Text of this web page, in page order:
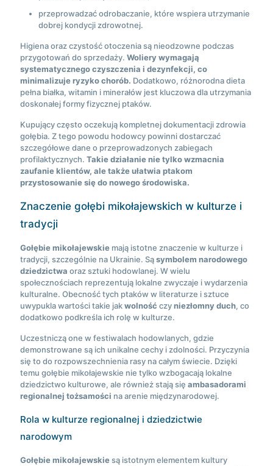
przeprowadzać odrobaczanie, które wspiera utrzymanie
dobrej kondycji zdrowotnej.
Higiena oraz czystość otoczenia są nieodzowne podczas
przygotowań do sprzedaży. Woliery wymagają
systematycznego czyszczenia i dezynfekcji, co
minimalizuje ryzyko chorób. Dodatkowo, różnorodna dieta
pełna białka, witamin i minerałów jest kluczowa dla utrzymania
doskonałej formy fizycznej ptaków.
Kupujący często oczekują kompletnej dokumentacji zdrowia
gołębia. Z tego powodu hodowcy powinni dostarczać
szczegółowe dane o przeprowadzonych zabiegach
profilaktycznych. Takie działanie nie tylko wzmacnia
zaufanie klientów, ale także ułatwia ptakom
przystosowanie się do nowego środowiska.
Znaczenie gołębi mikołajewskich w kulturze i
tradycji
Gołębie mikołajewskie mają istotne znaczenie w kulturze i
tradycji, szczególnie na Ukrainie. Sąsymbolem narodowego
dziedzictwa oraz sztuki hodowlanej. W wielu
społecznościach reprezentują lokalne zwyczaje i wydarzenia
kulturalne. Obecność tych ptaków w literaturze i sztuce
uwypukla wartości takie jakwolność czyniezłomny duch, co
dodatkowo podkreśla ich rolę w kulturze.
Uczestniczą one w festiwalach hodowlanych, gdzie
demonstrowane są ich unikalne cechy i zdolności. Przyczynia
się to do rozpowszechnienia rasy na całym świecie. Dzięki
temu gołębie mikołajewskie nie tylko wzbogacają lokalne
dziedzictwo kulturowe, ale również stają się ambasadorami
regionalnej tożsamości na arenie międzynarodowej.
Rola w kulturze regionalnej i dziedzictwie
narodowym
Gołębie mikołajewskiesą istotnym elementem kultury